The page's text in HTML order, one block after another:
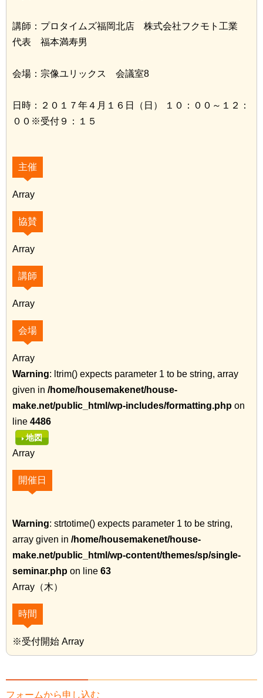
講師：プロタイムズ福岡北店 株式会社フクモト工業
代表 福本満寿男
会場：宗像ユリックス 会議室8
日時：２０１７年４月１６日（日） １０：００～１２：
００※受付９：１５
主催
Array
協賛
Array
講師
Array
会場
Array
Warning: ltrim() expects parameter 1 to be string, array
given in /home/housemakenet/house-
make.net/public_html/wp-includes/formatting.php on
line 4486
地図
Array
開催日
Warning: strtotime() expects parameter 1 to be string,
array given in /home/housemakenet/house-
make.net/public_html/wp-content/themes/sp/single-
seminar.php on line 63
Array（木）
時間
※受付開始 Array
フォームから申し込む